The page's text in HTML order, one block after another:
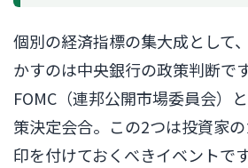
個別の経済指標の集大成として
かすのは中央銀行の政策判断で
FOMC（連邦公開市場委員会）
策決定会合。この2つは投資家
印を付けておくべきイベントです